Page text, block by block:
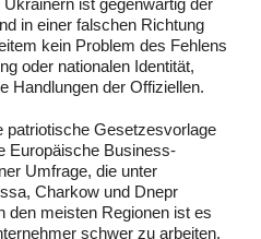
ist gegenwärtig der
in einer falschen Richtung
kein Problem des Fehlens
oder nationalen Identität,
Handlungen der Offiziellen.
patriotische Gesetzesvorlage
Europäische Business-
Umfrage, die unter
Charkow und Dnepr
den meisten Regionen ist es
schwer zu arbeiten,